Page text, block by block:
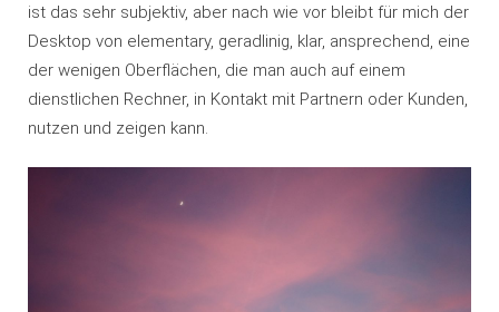
ist das sehr subjektiv, aber nach wie vor bleibt für mich der
Desktop von elementary, geradlinig, klar, ansprechend, eine
der wenigen Oberflächen, die man auch auf einem
dienstlichen Rechner, in Kontakt mit Partnern oder Kunden,
nutzen und zeigen kann.